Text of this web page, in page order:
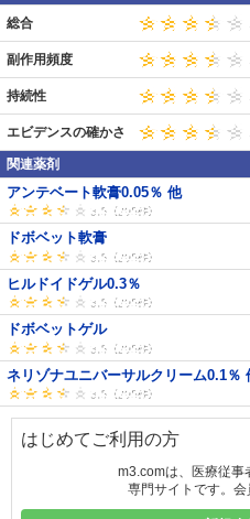
総合
副作用頻度
持続性
エビデンスの確かさ
関連薬剤
アンテベート軟膏0.05％ 他
ドボベット軟膏
ヒルドイドゲル0.3％
ドボベットゲル
ネリゾナユニバーサルクリーム0.1％
はじめてご利用の方
m3.comは、医療従事
専門サイトです。会